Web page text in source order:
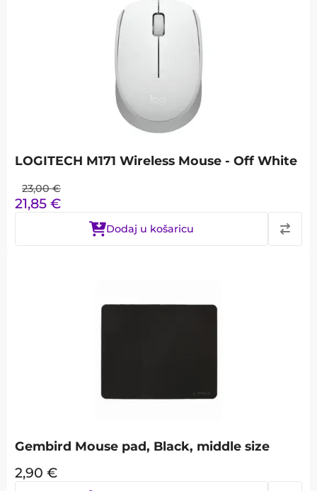
LOGITECH M171 Wireless Mouse - Off White
23,00 €
21,85 €
Dodaj u košaricu
Gembird Mouse pad, Black, middle size
2,90 €